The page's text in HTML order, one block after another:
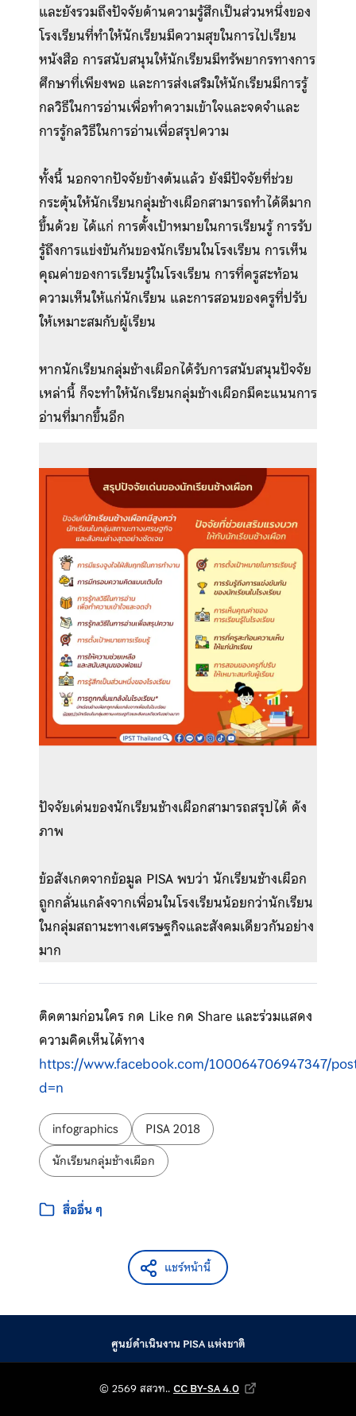
และยังรวมถึงปัจจัยด้านความรู้สึกเป็นส่วนหนึ่งของ
โรงเรียนที่ทำให้นักเรียนมีความสุขในการไปเรียน
หนังสือ การสนับสนุนให้นักเรียนมีทรัพยากรทางการ
ศึกษาที่เพียงพอ และการส่งเสริมให้นักเรียนมีการรู้
กลวิธีในการอ่านเพื่อทำความเข้าใจและจดจำและ
การรู้กลวิธีในการอ่านเพื่อสรุปความ
ทั้งนี้ นอกจากปัจจัยข้างต้นแล้ว ยังมีปัจจัยที่ช่วย
กระตุ้นให้นักเรียนกลุ่มช้างเผือกสามารถทำได้ดีมาก
ขึ้นด้วย ได้แก่ การตั้งเป้าหมายในการเรียนรู้ การรับ
รู้ถึงการแข่งขันกันของนักเรียนในโรงเรียน การเห็น
คุณค่าของการเรียนรู้ในโรงเรียน การที่ครูสะท้อน
ความเห็นให้แก่นักเรียน และการสอนของครูที่ปรับ
ให้เหมาะสมกับผู้เรียน
หากนักเรียนกลุ่มช้างเผือกได้รับการสนับสนุนปัจจัย
เหล่านี้ ก็จะทำให้นักเรียนกลุ่มช้างเผือกมีคะแนนการ
อ่านที่มากขึ้นอีก
ปัจจัยเด่นของนักเรียนช้างเผือกสามารถสรุปได้ ดัง
ภาพ
ข้อสังเกตจากข้อมูล PISA พบว่า นักเรียนช้างเผือก
ถูกกลั่นแกล้งจากเพื่อนในโรงเรียนน้อยกว่านักเรียน
ในกลุ่มสถานะทางเศรษฐกิจและสังคมเดียวกันอย่าง
มาก
ติดตามก่อนใคร กด Like กด Share และร่วมแสดง
ความคิดเห็นได้ทาง
https://www.facebook.com/100064706947347/
d=n
ป้ายกำกับ:
infographics
PISA 2018
นักเรียนกลุ่มช้างเผือก
หมวดหมู่:
สื่ออื่น ๆ
แชร์หน้านี้
ศูนย์ดำเนินงาน PISA แห่งชาติ
© 2569 สสวท.. CC BY-SA 4.0
Creative Commons Attribution-